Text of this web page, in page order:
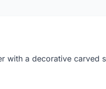
with a decorative carved